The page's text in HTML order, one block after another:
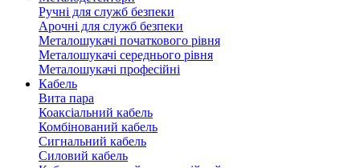
Ручні для служб безпеки
Арочні для служб безпеки
Металошукачі початкового рівня
Металошукачі середнього рівня
Металошукачі професійні
Кабель
Вита пара
Коаксіальний кабель
Комбінований кабель
Сигнальний кабель
Силовий кабель